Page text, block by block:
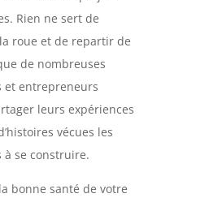
Rien ne sert de
roue et de repartir de
de nombreuses
et entrepreneurs
leurs expériences
vécues les
à se construire.
bonne santé de votre